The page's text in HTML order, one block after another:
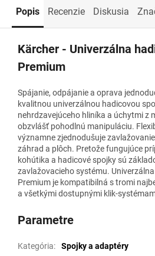
Popis Recenzie Diskusia
Kärcher - Univerzálna
Premium
Spájanie, odpájanie a oprava
kvalitnou univerzálnou hadicovou
nehrdzavejúceho hliníka a úchytmi z
obzvlášť pohodlnú manipuláciu.
významne zjednodušuje
záhrad a plôch. Pretože fungujúce
kohútika a hadicové spojky sú
zavlažovacieho systému.
Premium je kompatibilná s tromi
a všetkými dostupnými klik-
Parametre
Kategória:
Spojky a adaptéry